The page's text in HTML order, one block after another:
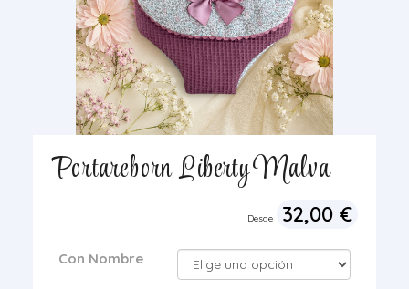
Portareborn Liberty Malva
Desde 32,00 €
Con Nombre